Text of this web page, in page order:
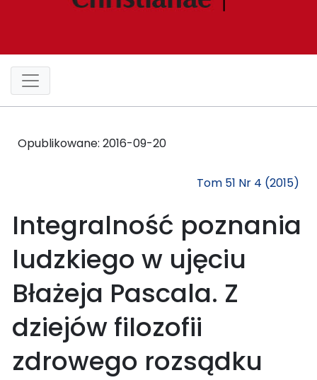
Opublikowane: 2016-09-20
Tom 51 Nr 4 (2015)
Integralność poznania
ludzkiego w ujęciu
Błażeja Pascala. Z
dziejów filozofii
zdrowego rozsądku